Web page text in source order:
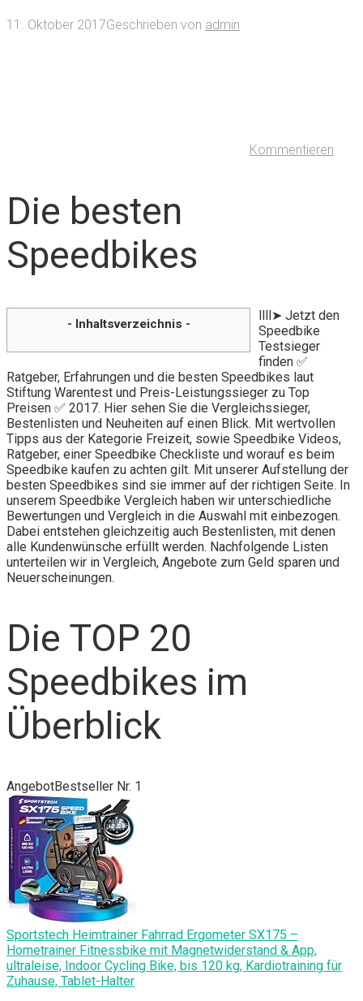
11. Oktober 2017Geschrieben von admin
Kommentieren
Die besten
Speedbikes
- Inhaltsverzeichnis -
llll➤ Jetzt den
Speedbike
Testsieger
finden ✅
Ratgeber, Erfahrungen und die besten Speedbikes laut
Stiftung Warentest und Preis-Leistungssieger zu Top
Preisen ✅ 2017. Hier sehen Sie die Vergleichssieger,
Bestenlisten und Neuheiten auf einen Blick. Mit wertvollen
Tipps aus der Kategorie Freizeit, sowie Speedbike Videos,
Ratgeber, einer Speedbike Checkliste und worauf es beim
Speedbike kaufen zu achten gilt. Mit unserer Aufstellung der
besten Speedbikes sind sie immer auf der richtigen Seite. In
unserem Speedbike Vergleich haben wir unterschiedliche
Bewertungen und Vergleich in die Auswahl mit einbezogen.
Dabei entstehen gleichzeitig auch Bestenlisten, mit denen
alle Kundenwünsche erfüllt werden. Nachfolgende Listen
unterteilen wir in Vergleich, Angebote zum Geld sparen und
Neuerscheinungen.
Die TOP 20
Speedbikes im
Überblick
AngebotBestseller Nr. 1
Sportstech Heimtrainer Fahrrad Ergometer SX175 –
Hometrainer Fitnessbike mit Magnetwiderstand & App,
ultraleise, Indoor Cycling Bike, bis 120 kg, Kardiotraining für
Zuhause, Tablet-Halter